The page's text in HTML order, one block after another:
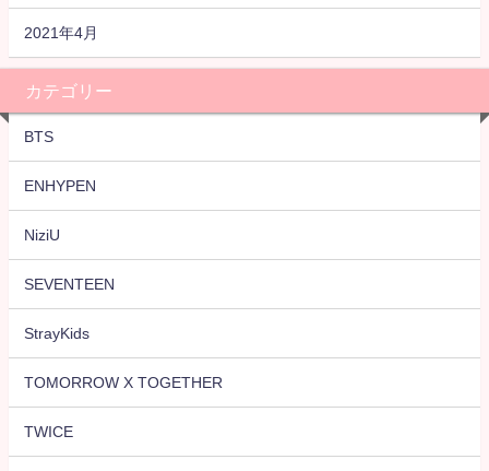
2021年4月
カテゴリー
BTS
ENHYPEN
NiziU
SEVENTEEN
StrayKids
TOMORROW X TOGETHER
TWICE